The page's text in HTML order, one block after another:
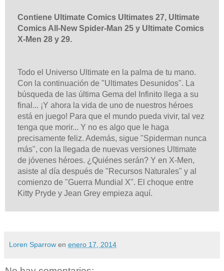
Contiene Ultimate Comics Ultimates 27, Ultimate
Comics All-New Spider-Man 25 y Ultimate Comics
X-Men 28 y 29.
Todo el Universo Ultimate en la palma de tu mano.
Con la continuación de "Ultimates Desunidos". La
búsqueda de las última Gema del Infinito llega a su
final... ¡Y ahora la vida de uno de nuestros héroes
está en juego! Para que el mundo pueda vivir, tal vez
tenga que morir... Y no es algo que le haga
precisamente feliz. Además, sigue "Spiderman nunca
más", con la llegada de nuevas versiones Ultimate
de jóvenes héroes. ¿Quiénes serán? Y en X-Men,
asiste al día después de "Recursos Naturales" y al
comienzo de "Guerra Mundial X". El choque entre
Kitty Pryde y Jean Grey empieza aquí.
Loren Sparrow en enero 17, 2014